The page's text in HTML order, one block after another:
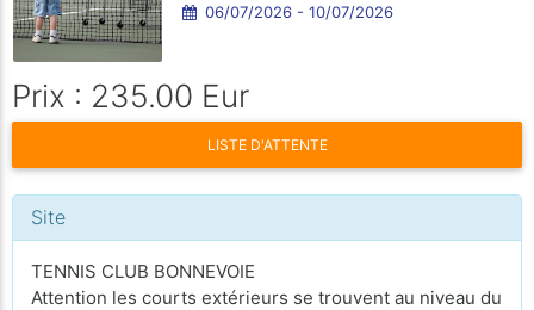
06/07/2026 - 10/07/2026
Prix : 235.00 Eur
LISTE D'ATTENTE
Site
TENNIS CLUB BONNEVOIE
Attention les courts extérieurs se trouvent au niveau du